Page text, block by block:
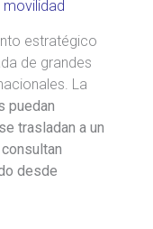
estratégico
de grandes
La
puedan
trasladan a un
desde